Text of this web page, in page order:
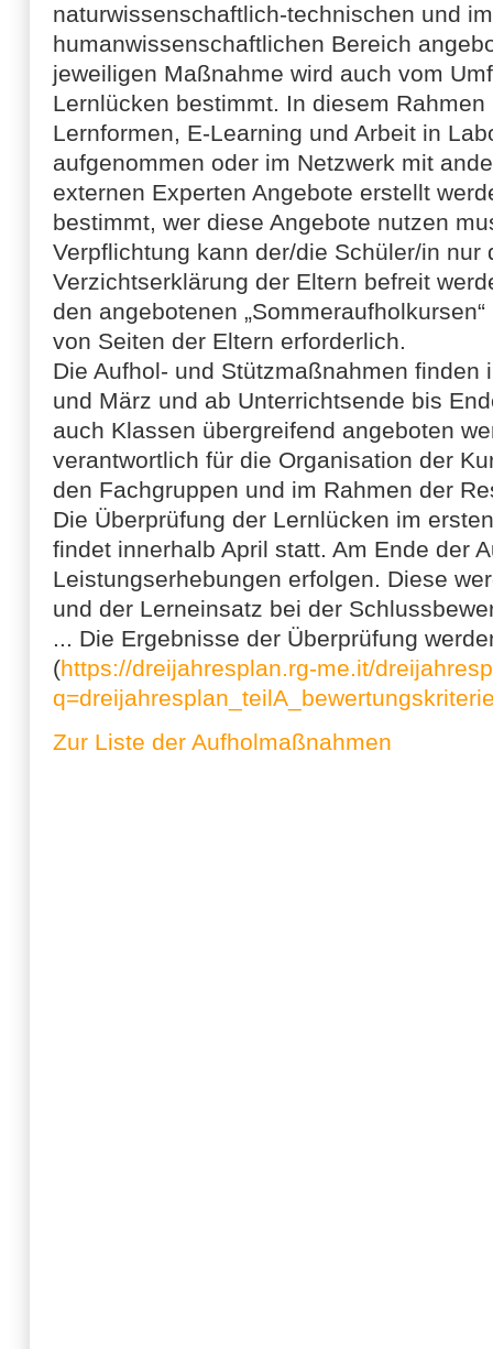
naturwissenschaftlich-technischen und
humanwissenschaftlichen Bereich
jeweiligen Maßnahme wird auch vom
Lernlücken bestimmt. In diesem
Lernformen, E-Learning und Arbeit in
aufgenommen oder im Netzwerk mit
externen Experten Angebote erstellt
bestimmt, wer diese Angebote nutzen
Verpflichtung kann der/die Schüler/in nur
Verzichtserklärung der Eltern befreit
den angebotenen
von Seiten der Eltern erforderlich.
Die Aufhol- und Stützmaßnahmen finden
und März und ab Unterrichtsende bis
auch Klassen übergreifend angeboten
verantwortlich für die Organisation der
den Fachgruppen und im Rahmen der
Die Überprüfung der Lernlücken im
findet innerhalb April statt. Am Ende der
Leistungserhebungen erfolgen. Diese
und der Lerneinsatz bei der
... Die Ergebnisse der Überprüfung
(https://dreijahresplan.rg-me.it/
Zur Liste der Aufholmaßnahmen